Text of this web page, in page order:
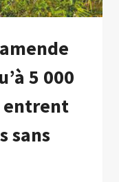
5 000
entrent
sans